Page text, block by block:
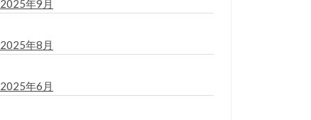
2025年9月
2025年8月
2025年6月